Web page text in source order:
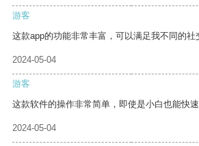
游客
这款app的功能非常丰富，可以满足我不同的社
2024-05-04
游客
这款软件的操作非常简单，即使是小白也能快速
2024-05-04